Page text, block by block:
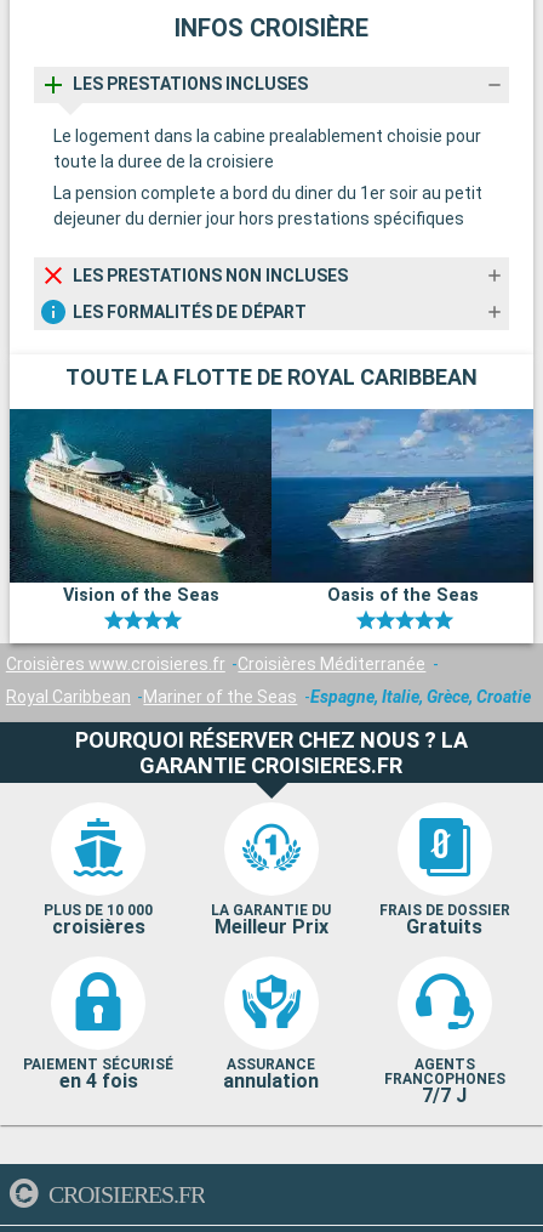
INFOS CROISIÈRE
LES PRESTATIONS INCLUSES
Le logement dans la cabine prealablement choisie pour
toute la duree de la croisiere
La pension complete a bord du diner du 1er soir au petit
dejeuner du dernier jour hors prestations spécifiques
LES PRESTATIONS NON INCLUSES
LES FORMALITÉS DE DÉPART
TOUTE LA FLOTTE DE ROYAL CARIBBEAN
Vision of the Seas Oasis of the Seas
Croisières www.croisieres.fr
Croisières Méditerranée
Royal Caribbean
Mariner of the Seas Espagne, Italie, Grèce, Croatie
POURQUOI RÉSERVER CHEZ NOUS ? LA
GARANTIE CROISIERES.FR
PLUS DE 10 000
croisières
LA GARANTIE DU
Meilleur Prix
FRAIS DE DOSSIER
Gratuits
PAIEMENT SÉCURISÉ
en 4 fois
ASSURANCE
annulation
AGENTS
FRANCOPHONES
7/7 J
CROISIERES.FR